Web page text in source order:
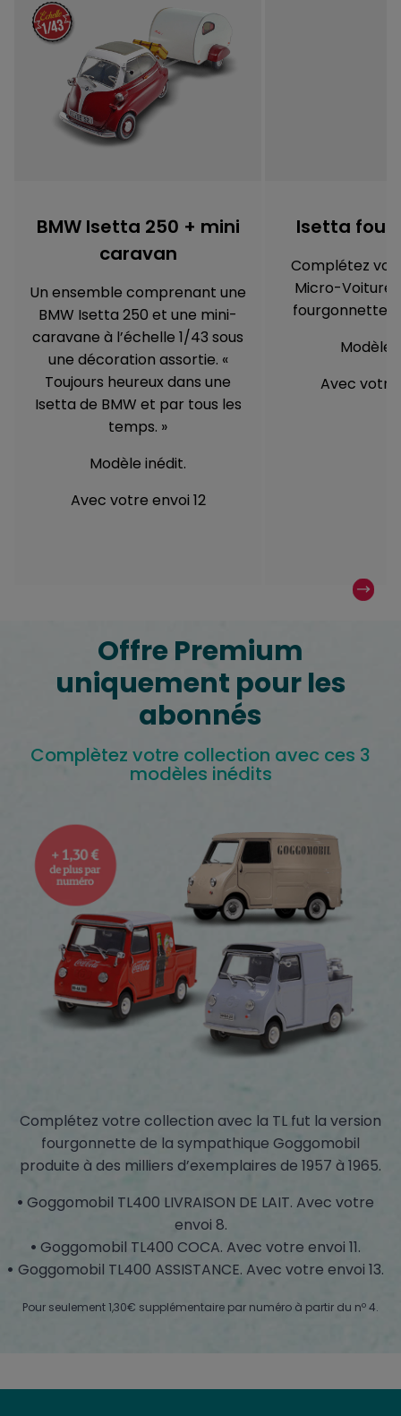
BMW Isetta 250 + mini
caravan
Un ensemble comprenant une
BMW Isetta 250 et une mini-
caravane à l’échelle 1/43 sous
une décoration assortie. «
Toujours heureux dans une
Isetta de BMW et par tous les
temps. »
Modèle inédit.
Avec votre envoi 12
Isetta
Complétez
Micro-
fourgonnette
Modèle
Avec votre
Offre Premium
uniquement pour les
abonnés
Complètez votre collection avec ces 3
modèles inédits
Complétez votre collection avec la TL fut la version
fourgonnette de la sympathique Goggomobil
produite à des milliers d’exemplaires de 1957 à 1965.
Goggomobil TL400 LIVRAISON DE LAIT. Avec votre
envoi 8.
Goggomobil TL400 COCA. Avec votre envoi 11.
Goggomobil TL400 ASSISTANCE. Avec votre envoi 13.
Pour seulement 1,30€ supplémentaire par numéro à partir du nº 4.